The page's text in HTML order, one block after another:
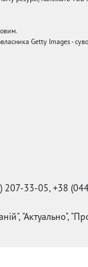
Getty Images -
207-33-05, +38
"Актуально",